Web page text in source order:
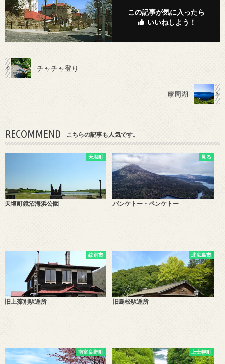
この記事が気に入ったら
いいねしよう！
チャチャ登り
摩周湖
RECOMMEND こちらの記事も人気です。
天塩町
天塩町鏡沼海浜公園
見る
パンケトー・ペンケトー
紋別市
旧上藻別駅逓所
北広島市
旧島松駅逓所
南富良野町 上士幌町